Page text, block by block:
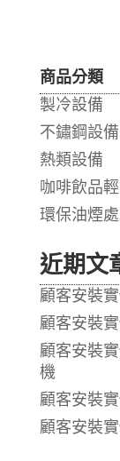
商品分類
製冷設備
不鏽鋼設備
熱類設備
咖啡飲品
環保油煙
近期文
顧客安裝
顧客安裝
顧客安裝
機
顧客安裝
顧客安裝